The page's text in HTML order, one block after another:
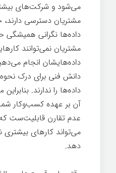
می‌شود و شرکت‌های
مشتریان دسترسی
داده‌ها نگرانی
مشتریان نمی‌توانند
داده‌هایشان انجام
دانش فنی برای درک
داده‌ها را ندارند.
آن بر عهده کسب‌وکار
عدم تقارن قابلیت‌ست
می‌تواند کارهای بیشتری
دهد.